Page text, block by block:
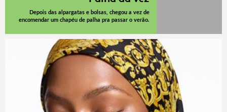
Depois das alpargatas e bolsas, chegou a vez de
encomendar um chapéu de palha pra passar o verão.